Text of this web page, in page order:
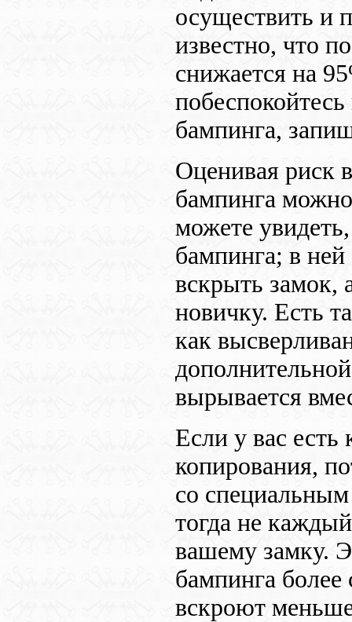
осуществить и
известно, что
снижается на
бампинга,
Оценивая риск
бампинга
можете
бампинга; в
вскрыть замок,
новичку. Есть
как
вырывается
Если у вас
копирования,
со
тогда не
вашему замку.
бампинга
вскроют